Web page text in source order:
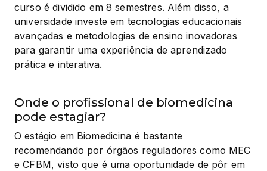
curso é dividido em 8 semestres. Além disso, a
universidade investe em tecnologias educacionais
avançadas e metodologias de ensino inovadoras
para garantir uma experiência de aprendizado
prática e interativa.
Onde o profissional de biomedicina
pode estagiar?
O estágio em Biomedicina é bastante
recomendando por órgãos reguladores como MEC
e CFBM, visto que é uma oportunidade de pôr em